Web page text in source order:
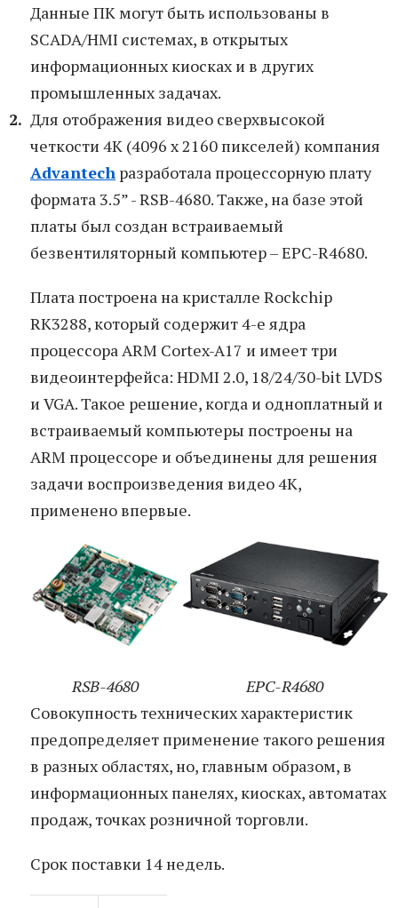
Данные ПК могут быть использованы в
SCADA/HMI системах, в открытых
информационных киосках и в других
промышленных задачах.
Для отображения видео сверхвысокой
четкости 4К (4096 x 2160 пикселей) компания
Advantech разработала процессорную плату
формата 3.5” - RSB-4680. Также, на базе этой
платы был создан встраиваемый
безвентиляторный компьютер – EPC-R4680.
Плата построена на кристалле Rockchip
RK3288, который содержит 4-е ядра
процессора ARM Cortex-A17 и имеет три
видеоинтерфейса: HDMI 2.0, 18/24/30-bit LVDS
и VGA. Такое решение, когда и одноплатный и
встраиваемый компьютеры построены на
ARM процессоре и объединены для решения
задачи воспроизведения видео 4К,
применено впервые.
RSB-4680
EPC-R4680
Совокупность технических характеристик
предопределяет применение такого решения
в разных областях, но, главным образом, в
информационных панелях, киосках, автоматах
продаж, точках розничной торговли.
Срок поставки 14 недель.